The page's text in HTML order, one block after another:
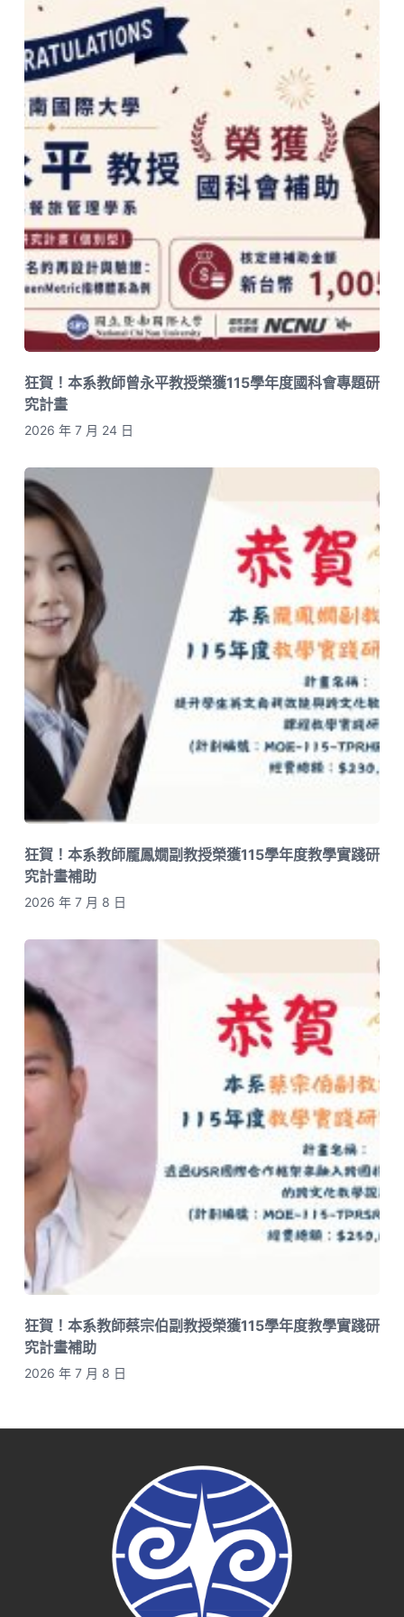
狂賀！本系教師曾永平教授榮獲115學年度國科會專題研
究計畫
2026 年 7 月 24 日
狂賀！本系教師龎鳳嫺副教授榮獲115學年度教學實踐研
究計畫補助
2026 年 7 月 8 日
狂賀！本系教師蔡宗伯副教授榮獲115學年度教學實踐研
究計畫補助
2026 年 7 月 8 日